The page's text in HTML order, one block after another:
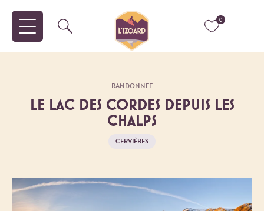
0
RANDONNEE
LE LAC DES CORDES DEPUIS LES
CHALPS
CERVIÈRES